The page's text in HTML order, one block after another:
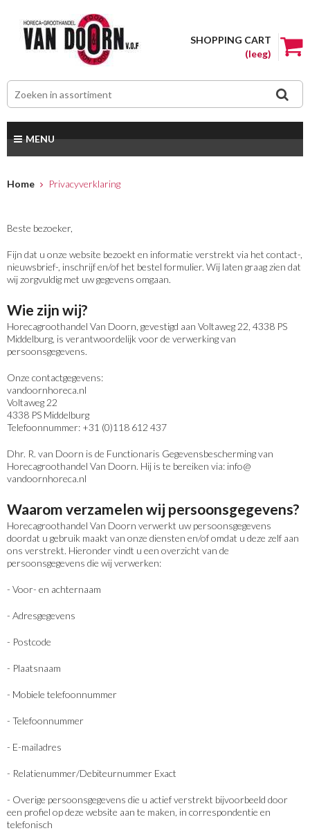
SHOPPING CART
(leeg)
MENU
Home Privacyverklaring
Beste bezoeker,
Fijn dat u onze website bezoekt en informatie verstrekt via het contact-,
nieuwsbrief-, inschrijf en/of het bestel formulier. Wij laten graag zien dat
wij zorgvuldig met uw gegevens omgaan.
Wie zijn wij?
Horecagroothandel Van Doorn, gevestigd aan Voltaweg 22, 4338 PS
Middelburg, is verantwoordelijk voor de verwerking van
persoonsgegevens.
Onze contactgegevens:
vandoornhoreca.nl
Voltaweg 22
4338 PS Middelburg
Telefoonnummer: +31 (0)118 612 437
Dhr. R. van Doorn is de Functionaris Gegevensbescherming van
Horecagroothandel Van Doorn. Hij is te bereiken via: info@
vandoornhoreca.nl
Waarom verzamelen wij persoonsgegevens?
Horecagroothandel Van Doorn verwerkt uw persoonsgegevens
doordat u gebruik maakt van onze diensten en/of omdat u deze zelf aan
ons verstrekt. Hieronder vindt u een overzicht van de
persoonsgegevens die wij verwerken:
- Voor- en achternaam
- Adresgegevens
- Postcode
- Plaatsnaam
- Mobiele telefoonnummer
- Telefoonnummer
- E-mailadres
- Relatienummer/Debiteurnummer Exact
- Overige persoonsgegevens die u actief verstrekt bijvoorbeeld door
een profiel op deze website aan te maken, in correspondentie en
telefonisch